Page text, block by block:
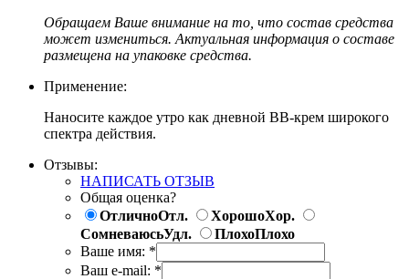
Обращаем Ваше внимание на то, что состав средства
может измениться. Актуальная информация о составе
размещена на упаковке средства.
Применение:
Наносите каждое утро как дневной ВВ-крем широкого
спектра действия.
Отзывы:
НАПИСАТЬ ОТЗЫВ
Общая оценка?
ОтличноОтл. ХорошоХор.
СомневаюсьУдл. ПлохоПлохо
Ваше имя: *
Ваш e-mail: *